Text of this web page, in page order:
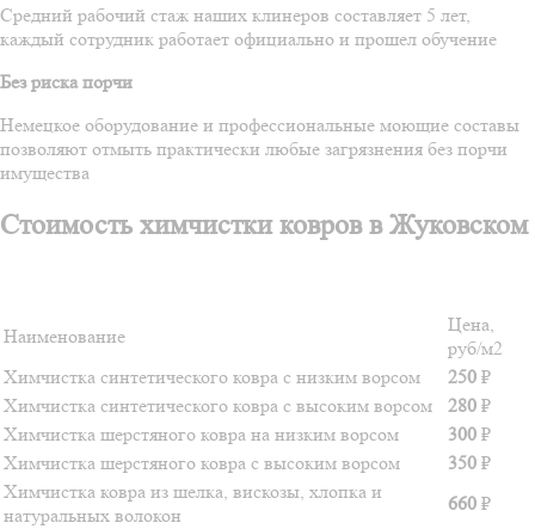
Средний рабочий стаж наших клинеров составляет 5 лет,
каждый сотрудник работает официально и прошел обучение
Без риска порчи
Немецкое оборудование и профессиональные моющие составы
позволяют отмыть практически любые загрязнения без порчи
имущества
Стоимость химчистки ковров в Жуковском
Наименование
Цена,
руб/м2
Химчистка синтетического ковра с низким ворсом
250 ₽
Химчистка синтетического ковра с высоким ворсом
280 ₽
Химчистка шерстяного ковра на низким ворсом
300 ₽
Химчистка шерстяного ковра с высоким ворсом
350 ₽
Химчистка ковра из шелка, вискозы, хлопка и
натуральных волокон
660 ₽